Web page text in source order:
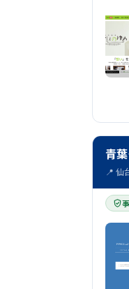
青
📍 仙